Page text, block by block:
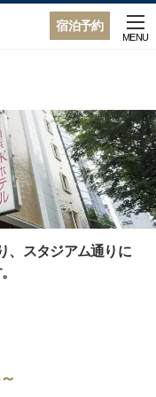
宿泊予約
MENU
、スタジアム通りに